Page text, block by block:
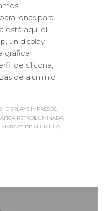
lonas para
está aquí el
un display
gráfica
de silicona,
de aluminio
DISPLAYS IMPRESOS
RETROILUMINADA
MARCOS DE ALUMINIO